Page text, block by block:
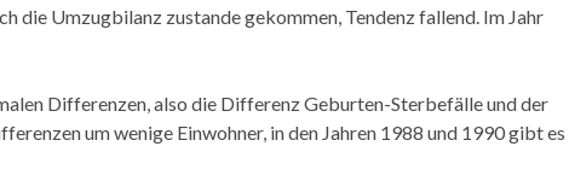
die Umzugbilanz zustande gekommen, Tendenz fallend. Im Jahr
Differenzen, also die Differenz Geburten-Sterbefälle und der
um wenige Einwohner, in den Jahren 1988 und 1990 gibt es